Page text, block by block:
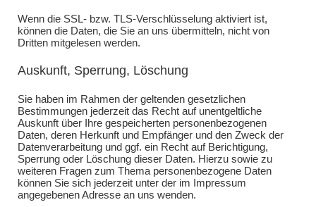
Wenn die SSL- bzw. TLS-Verschlüsselung aktiviert ist,
können die Daten, die Sie an uns übermitteln, nicht von
Dritten mitgelesen werden.
Auskunft, Sperrung, Löschung
Sie haben im Rahmen der geltenden gesetzlichen
Bestimmungen jederzeit das Recht auf unentgeltliche
Auskunft über Ihre gespeicherten personenbezogenen
Daten, deren Herkunft und Empfänger und den Zweck der
Datenverarbeitung und ggf. ein Recht auf Berichtigung,
Sperrung oder Löschung dieser Daten. Hierzu sowie zu
weiteren Fragen zum Thema personenbezogene Daten
können Sie sich jederzeit unter der im Impressum
angegebenen Adresse an uns wenden.